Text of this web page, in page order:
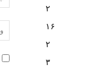
۲
۱۶
۲
۳